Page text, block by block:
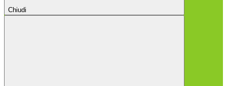
Chiudi